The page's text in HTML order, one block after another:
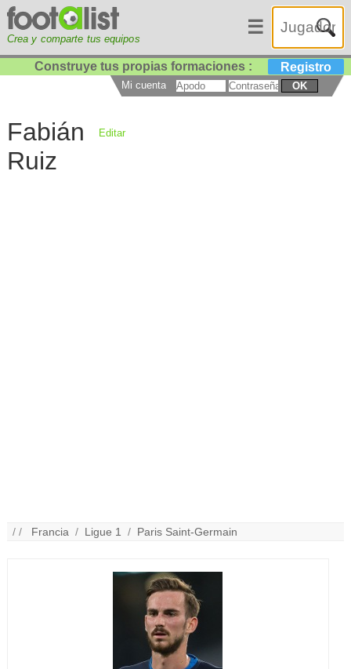
Crea y comparte tus equipos
☰
Construye tus propias formaciones : Registro
Mi cuenta OK
Fabián
Ruiz
Editar
/ / Francia / Ligue 1 / Paris Saint-Germain